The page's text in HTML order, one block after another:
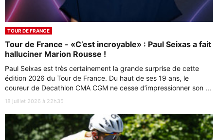
TOUR DE FRANCE
Tour de France - «C’est incroyable» : Paul Seixas a fait
halluciner Marion Rousse !
Paul Seixas est très certainement la grande surprise de cette
édition 2026 du Tour de France. Du haut de ses 19 ans, le
coureur de Decathlon CMA CGM ne cesse d’impressionner son ...
18 juillet 2026 à 22h35